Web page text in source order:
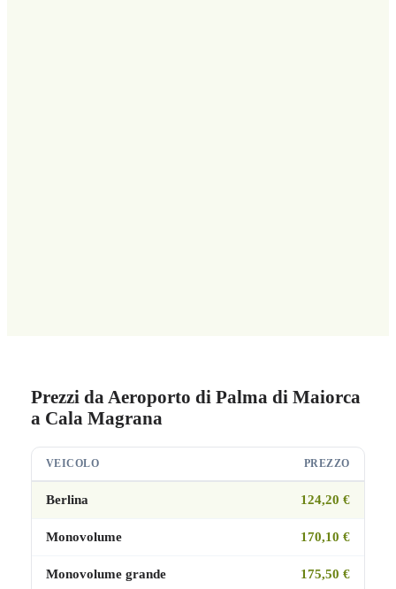
Prezzi da Aeroporto di Palma di Maiorca
a Cala Magrana
VEICOLO PREZZO
Berlina 124,20 €
Monovolume 170,10 €
Monovolume grande 175,50 €